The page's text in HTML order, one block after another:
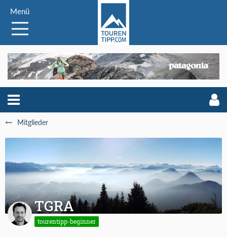
Menü
Mitglieder
TGRA
tourentipp-beginner